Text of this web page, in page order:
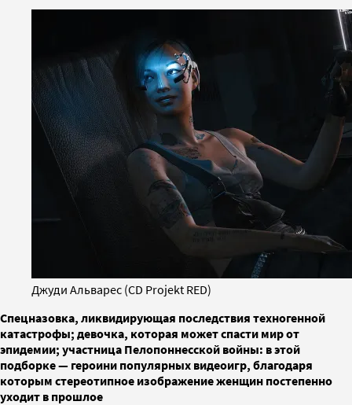
Джуди Альварес (CD Projekt RED)
Спецназовка, ликвидирующая последствия техногенной
катастрофы; девочка, которая может спасти мир от
эпидемии; участница Пелопоннесской войны: в этой
подборке — героини популярных видеоигр, благодаря
которым стереотипное изображение женщин постепенно
уходит в прошлое